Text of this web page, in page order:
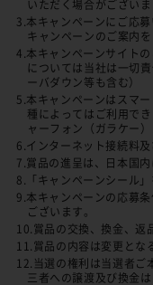
いただく場合がございま
3.本キャンペーンにご応
キャンペーンのご案内
4.本キャンペーンサイト
については当社は一切
ーバダウン等も含む）
5.本キャンペーンはスマ
種によってはご利用で
ャーフォン（ガラケー
6.インターネット接続料
7.賞品の進呈は、日本国内
8.「キャンペーンシール
9.本キャンペーンの応募
ございます。
10.賞品の交換、換金、返
11.賞品の内容は変更とな
12.当選の権利は当選者ご
三者への譲渡及び換金